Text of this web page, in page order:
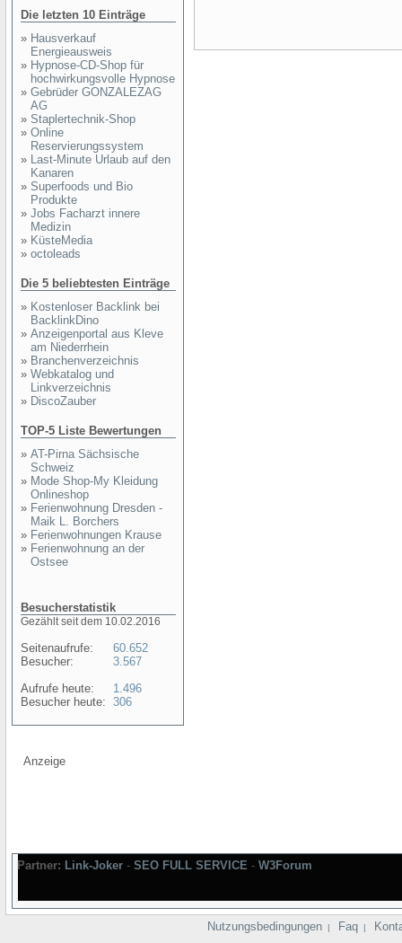
Die letzten 10 Einträge
» Hausverkauf
Energieausweis
» Hypnose-CD-Shop für
hochwirkungsvolle Hypnose
» Gebrüder GONZALEZAG
AG
» Staplertechnik-Shop
» Online
Reservierungssystem
» Last-Minute Urlaub auf den
Kanaren
» Superfoods und Bio
Produkte
» Jobs Facharzt innere
Medizin
» KüsteMedia
» octoleads
Die 5 beliebtesten Einträge
» Kostenloser Backlink bei
BacklinkDino
» Anzeigenportal aus Kleve
am Niederrhein
» Branchenverzeichnis
» Webkatalog und
Linkverzeichnis
» DiscoZauber
TOP-5 Liste Bewertungen
» AT-Pirna Sächsische
Schweiz
» Mode Shop-My Kleidung
Onlineshop
» Ferienwohnung Dresden -
Maik L. Borchers
» Ferienwohnungen Krause
» Ferienwohnung an der
Ostsee
Besucherstatistik
Gezählt seit dem 10.02.2016
Seitenaufrufe:
Besucher:
Aufrufe heute:
Besucher heute:
60.652
3.567
1.496
306
Anzeige
Partner: Link-Joker - SEO FULL SERVICE - W3Forum
Nutzungsbedingungen | Faq |